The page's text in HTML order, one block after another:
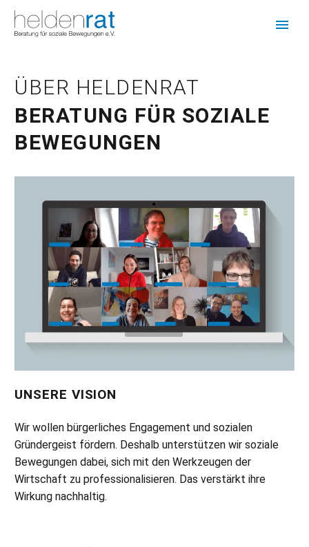
ÜBER HELDENRAT
BERATUNG FÜR SOZIALE
BEWEGUNGEN
UNSERE VISION
Wir wollen bürgerliches Engagement und sozialen
Gründergeist fördern. Deshalb unterstützen wir soziale
Bewegungen dabei, sich mit den Werkzeugen der
Wirtschaft zu professionalisieren. Das verstärkt ihre
Wirkung nachhaltig.